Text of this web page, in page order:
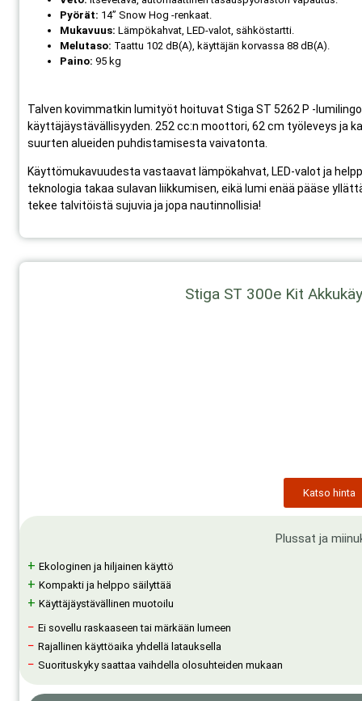
Pyörät: 14” Snow Hog -renkaat.
Mukavuus: Lämpökahvat, LED-valot, sähköstartti.
Melutaso: Taattu 102 dB(A), käyttäjän korvassa 88 dB(A).
Paino: 95 kg
Talven kovimmatkin lumityöt hoituvat Stiga ST 5262 P -
käyttäjäystävällisyyden. 252 cc:n moottori, 62 cm työleveys ja
suurten alueiden puhdistamisesta vaivatonta.
Käyttömukavuudesta vastaavat lämpökahvat, LED-valot ja
teknologia takaa sulavan liikkumisen, eikä lumi enää pääse
tekee talvitöistä sujuvia ja jopa nautinnollisia!
Stiga ST 300e Kit
Katso hinta
Plussat ja
+ Ekologinen ja hiljainen käyttö
+ Kompakti ja helppo säilyttää
+ Käyttäjäystävällinen muotoilu
− Ei sovellu raskaaseen tai märkään lumeen
− Rajallinen käyttöaika yhdellä latauksella
− Suorituskyky saattaa vaihdella olosuhteiden mukaan